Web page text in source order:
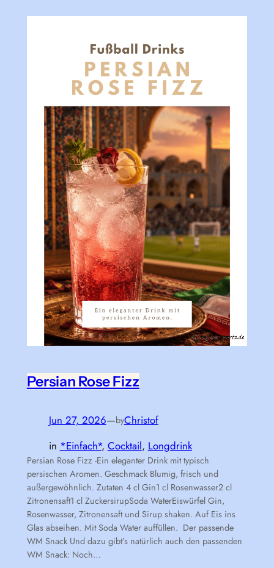
Persian Rose Fizz
Jun 27, 2026—byChristof
in *Einfach*, Cocktail, Longdrink
Persian Rose Fizz -Ein eleganter Drink mit typisch
persischen Aromen. Geschmack Blumig, frisch und
außergewöhnlich. Zutaten 4 cl Gin1 cl Rosenwasser2 cl
Zitronensaft1 cl ZuckersirupSoda WaterEiswürfel Gin,
Rosenwasser, Zitronensaft und Sirup shaken. Auf Eis ins
Glas abseihen. Mit Soda Water auffüllen. Der passende
WM Snack Und dazu gibt’s natürlich auch den passenden
WM Snack: Noch…